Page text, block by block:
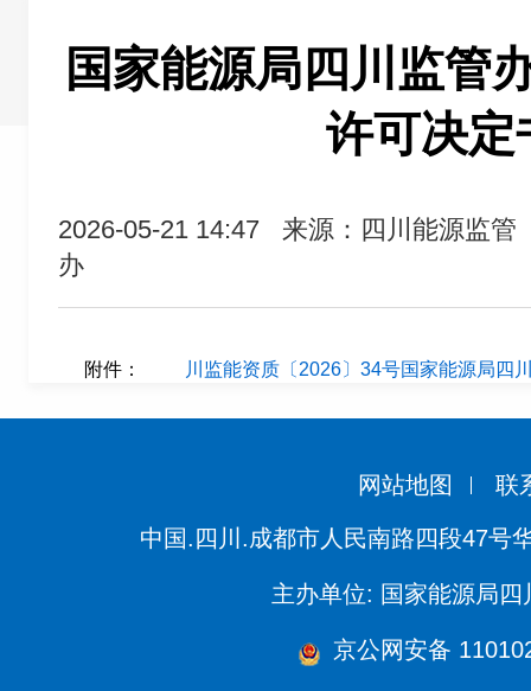
国家能源局四川监管
许可决定
2026-05-21 14:47
来源：四川能源监管
办
附件： 川监能资质〔2026〕34号国家能源局四
网站地图 联
中国.四川.成都市人民南路四段47号
主办单位: 国家能源局四
京公网安备